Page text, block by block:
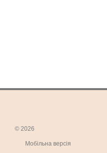
© 2026
Мобільна версія